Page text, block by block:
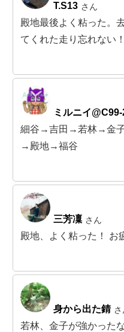
T.S13 さん
殿地最後よく粘った。
てくれた走り忘れない！
ミルニイ
細谷→吉田→若林→金
→殿地→福谷
三芳凜 さん
殿地、よく粘った！ お
身から出た錆 さ
若林、金子が強かった